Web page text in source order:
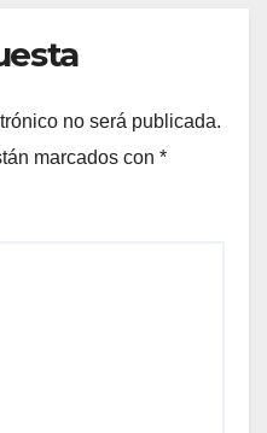
no será publicada.
marcados con *